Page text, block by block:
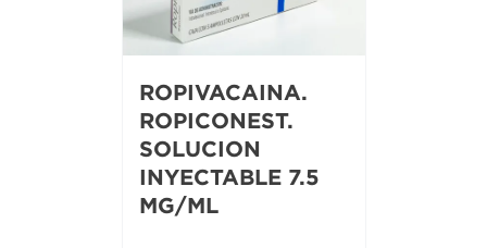
ROPIVACAINA.
ROPICONEST.
SOLUCION
INYECTABLE 7.5
MG/ML